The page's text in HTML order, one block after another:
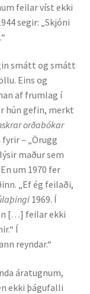
feilar víst ekki
segir: „Skjóni
smátt og smátt
Eins og
af frumlag í
hún gefin, merkt
orðabókar
– „Örugg
maður sem
um 1970 fer
„Ef ég feilaði,
1969. Í
[…] feilar ekki
Í
reyndar.“
áratugnum,
ekki þágufalli